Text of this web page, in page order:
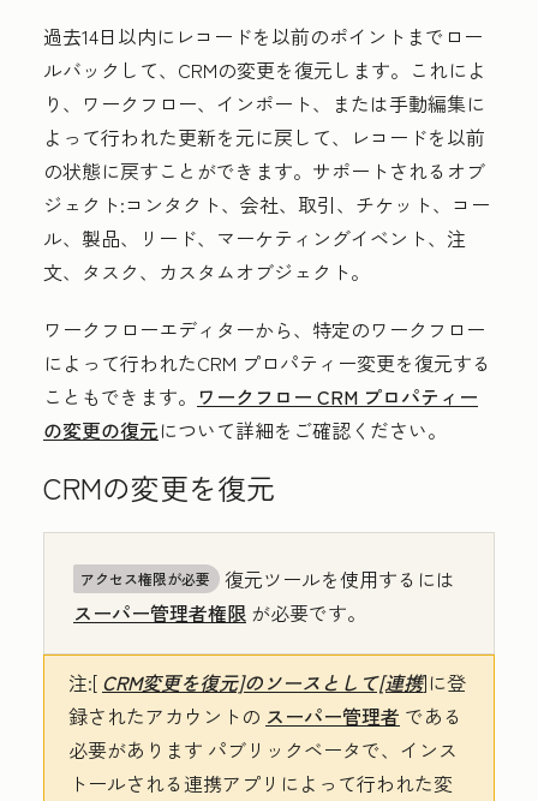
過去14日以内にレコードを以前のポイントまでロー
ルバックして、CRMの変更を復元します。これによ
り、ワークフロー、インポート、または手動編集に
よって行われた更新を元に戻して、レコードを以前
の状態に戻すことができます。サポートされるオブ
ジェクト:コンタクト、会社、取引、チケット、コー
ル、製品、リード、マーケティングイベント、注
文、タスク、カスタムオブジェクト。
ワークフローエディターから、特定のワークフロー
によって行われたCRM プロパティー変更を復元する
こともできます。 ワークフロー CRM プロパティー
の変更の復元について詳細をご確認ください。
CRMの変更を復元
アクセス権限が必要
復元ツールを使用するには
スーパー管理者権限 が必要です。
注:[ CRM変更を復元]のソースとして[連携]に登
録されたアカウントの スーパー管理者 である
必要があります パブリックベータで、インス
トールされる連携アプリによって行われた変